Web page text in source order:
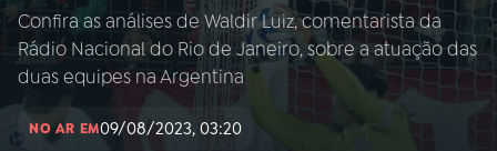
AO VIVO
01 INÍCIO
Confira as análises de Waldir Luiz, comentarista da
Rádio Nacional do Rio de Janeiro, sobre a atuação das
duas equipes na Argentina
NO AR EM09/08/2023, 03:20